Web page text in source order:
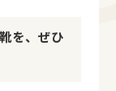
を、ぜひ